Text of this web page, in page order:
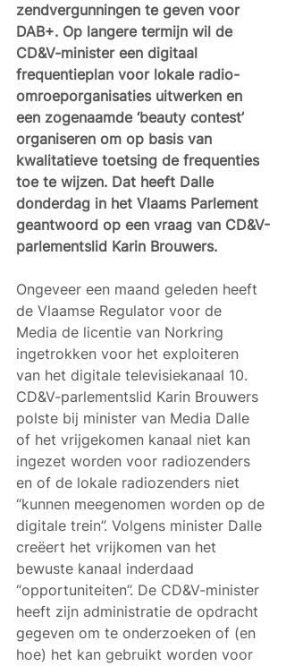
zendvergunningen te geven voor
DAB+. Op langere termijn wil de
CD&V-minister een digitaal
frequentieplan voor lokale radio-
omroeporganisaties uitwerken en
een zogenaamde ‘beauty contest’
organiseren om op basis van
kwalitatieve toetsing de frequenties
toe te wijzen. Dat heeft Dalle
donderdag in het Vlaams Parlement
geantwoord op een vraag van CD&V-
parlementslid Karin Brouwers.
Ongeveer een maand geleden heeft
de Vlaamse Regulator voor de
Media de licentie van Norkring
ingetrokken voor het exploiteren
van het digitale televisiekanaal 10.
CD&V-parlementslid Karin Brouwers
polste bij minister van Media Dalle
of het vrijgekomen kanaal niet kan
ingezet worden voor radiozenders
en of de lokale radiozenders niet
“kunnen meegenomen worden op de
digitale trein”. Volgens minister Dalle
creëert het vrijkomen van het
bewuste kanaal inderdaad
“opportuniteiten”. De CD&V-minister
heeft zijn administratie de opdracht
gegeven om te onderzoeken of (en
hoe) het kan gebruikt worden voor